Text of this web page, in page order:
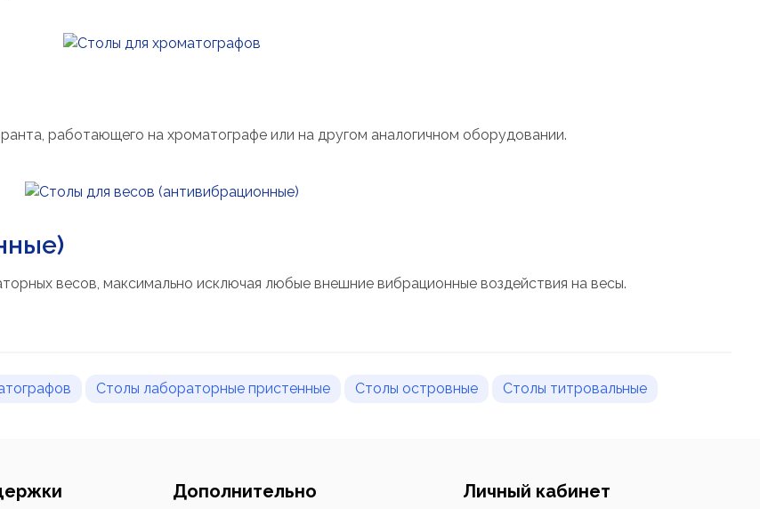
работающего на хроматографе или на другом аналогичном оборудовании.
весов, максимально исключая любые внешние вибрационные воздействия на весы.
Столы лабораторные пристенные Столы островные
Столы титровальные
Дополнительно Личный кабинет